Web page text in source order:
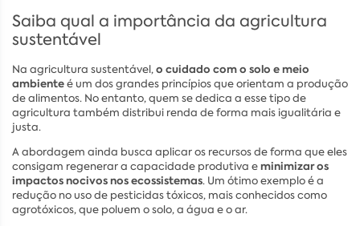
Saiba qual a importância da agricultura
sustentável
Na agricultura sustentável,o cuidado com o solo e meio
ambienteé um dos grandes princípios que orientam a produção
de alimentos. No entanto, quem se dedica a esse tipo de
agricultura também distribui renda de forma mais igualitária e
justa.
A abordagem ainda busca aplicar os recursos de forma que eles
consigam regenerar a capacidade produtiva eminimizar os
impactos nocivos nos ecossistemas. Um ótimo exemplo é a
redução no uso de pesticidas tóxicos, mais conhecidos como
agrotóxicos, que poluem o solo, a água e o ar.